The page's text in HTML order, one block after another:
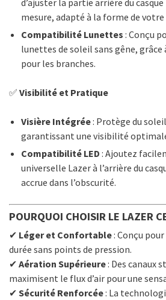
d’ajuster la partie arrière du
mesure, adapté à la forme de
Compatibilité Lunettes : Conçu
lunettes de soleil sans gêne, grâce
pour les branches.
✅ Visibilité et Pratique
Visière Intégrée: Protège du
garantissant une visibilité
Compatibilité LED : Ajoutez
universelle Lazer à l’arrière du
accrue dans l’obscurité.
POURQUOI CHOISIR LE LAZER
✔ Léger et Confortable: Conçu
durée sans points de pression.
✔ Aération Supérieure: Des canaux
maximisent le flux d’air pour une
✔ Sécurité Renforcée: La